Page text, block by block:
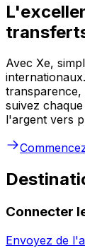
Avec Xe,
transparence,
suivez
l'argent vers
Connecter
Envoyez de